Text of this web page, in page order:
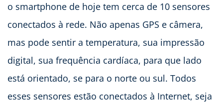
o smartphone de hoje tem cerca de 10 sensores
conectados à rede. Não apenas GPS e câmera,
mas pode sentir a temperatura, sua impressão
digital, sua frequência cardíaca, para que lado
está orientado, se para o norte ou sul. Todos
esses sensores estão conectados à Internet, seja